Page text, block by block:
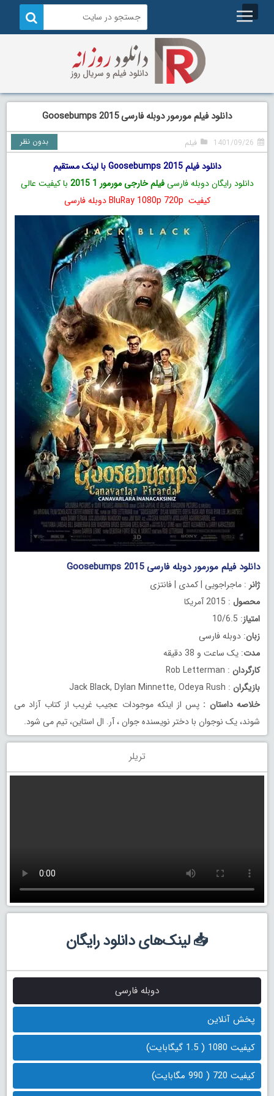
دانلود فیلم مورمور دوبله فارسی Goosebumps 2015
1401/09/26 فیلم بدون نظر
دانلود فیلم Goosebumps 2015 با لینک مستقیم
دانلود رایگان دوبله فارسیفیلم خارجی مورمور 1 2015
با کیفیت عالی
کیفیت BluRay 1080p 720p دوبله فارسی
دانلود فیلم مورمور دوبله فارسی Goosebumps 2015
ژانر : ماجراجویی | کمدی | فانتزی
محصول : 2015 آمریکا
امتیاز: 10/6.5
زبان: دوبله فارسی
مدت: یک ساعت و 38 دقیقه
کارگردان : Rob Letterman
بازیگران : Jack Black, Dylan Minnette, Odeya Rush
خلاصه داستان : پس از اینکه موجودات عجیب غریب از کتاب آزاد می
شوند، یک نوجوان با دختر نویسنده جوان ، آر. ال استاین، تیم می شود.
تریلر
📥 لینک‌های دانلود رایگان
دوبله فارسی
پخش آنلاین
کیفیت 1080 ( 1.5 گیگابایت)
کیفیت 720 ( 990 مگابایت)